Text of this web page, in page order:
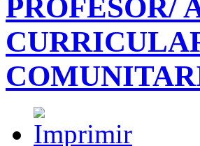
PROFESOR/